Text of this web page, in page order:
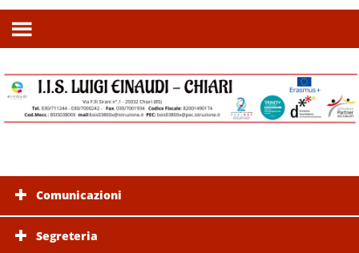
Comunicazioni
Segreteria